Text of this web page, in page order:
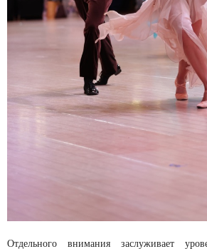
Отдельного внимания заслуживает